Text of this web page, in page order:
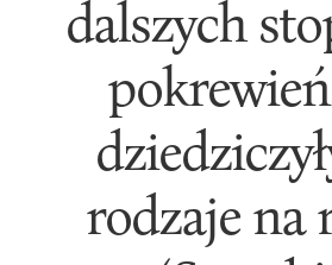
dalszych
rodzaje na